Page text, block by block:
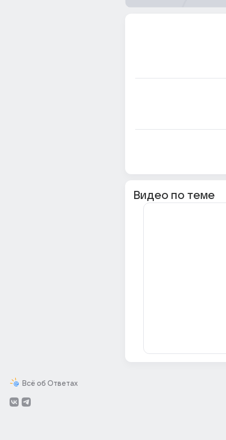
Всё об Ответах
Видео по теме